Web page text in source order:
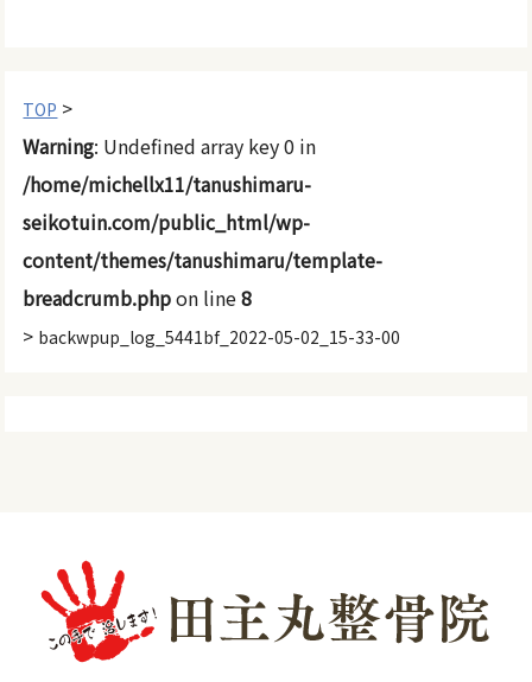
TOP >
Warning: Undefined array key 0 in
/home/michellx11/tanushimaru-
seikotuin.com/public_html/wp-
content/themes/tanushimaru/template-
breadcrumb.phpon line8
> backwpup_log_5441bf_2022-05-02_15-33-00